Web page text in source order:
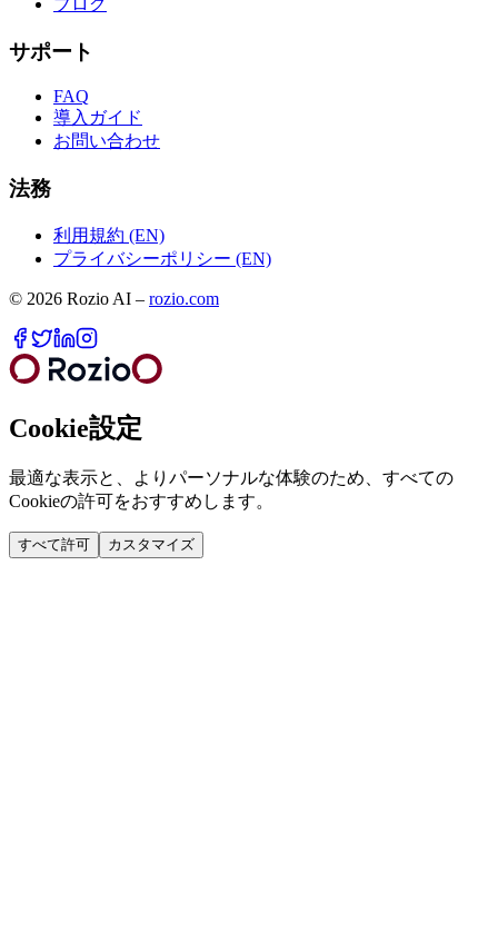
サポート
FAQ
導入ガイド
お問い合わせ
法務
利用規約 (EN)
プライバシーポリシー (EN)
© 2026 Rozio AI – rozio.com
Cookie設定
最適な表示と、よりパーソナルな体験のため、すべての
Cookieの許可をおすすめします。
すべて許可 カスタマイズ